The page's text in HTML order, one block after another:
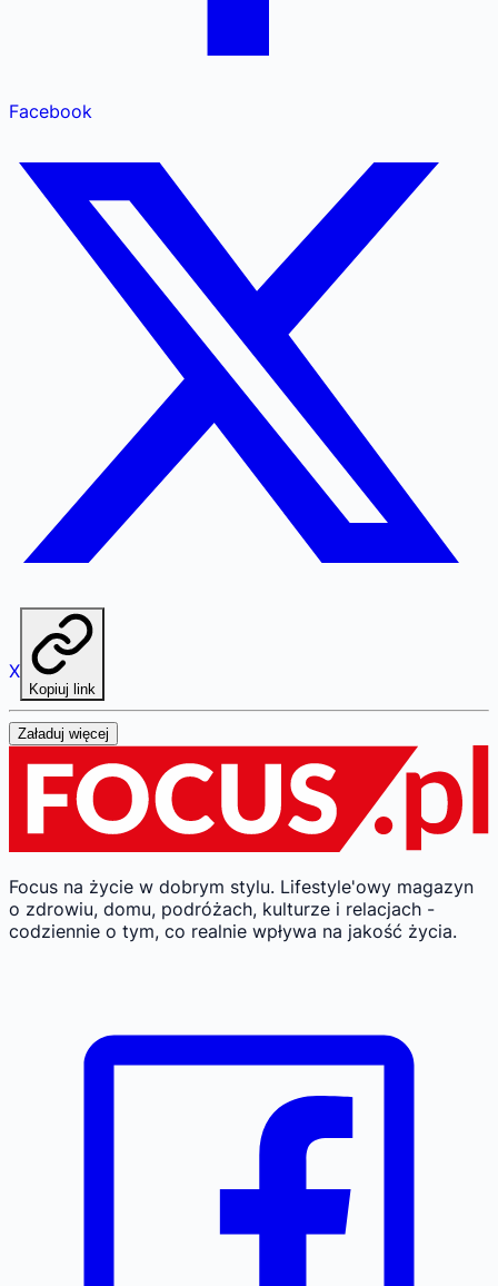
Facebook
X
Kopiuj link
Załaduj więcej
Focus na życie w dobrym stylu. Lifestyle'owy magazyn
o zdrowiu, domu, podróżach, kulturze i relacjach -
codziennie o tym, co realnie wpływa na jakość życia.